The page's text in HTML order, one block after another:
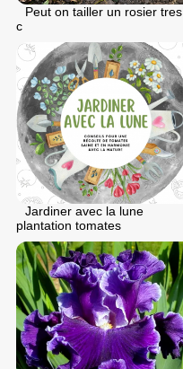
Peut on tailler un rosier tres
c
Jardiner avec la lune
plantation tomates